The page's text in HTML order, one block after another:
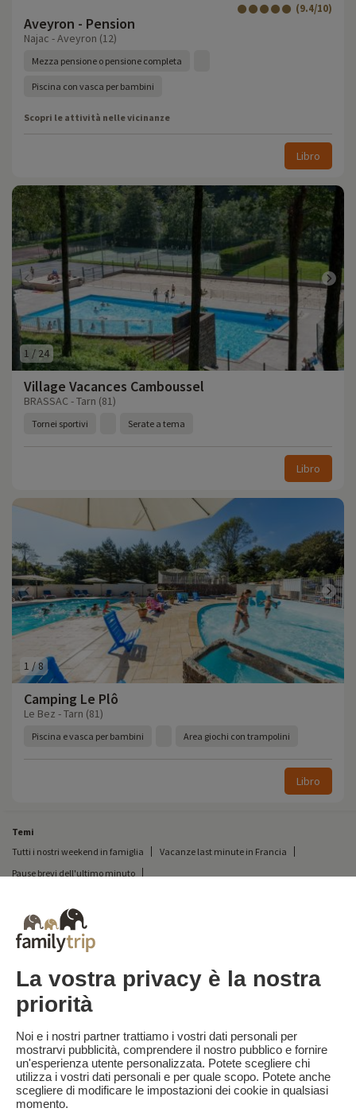
Aveyron - Pension
(9.4/10)
Najac - Aveyron (12)
Mezza pensione o pensione completa
Piscina con vasca per bambini
Scopri le attività nelle vicinanze
Libro
1 / 24
Village Vacances Camboussel
BRASSAC - Tarn (81)
Tornei sportivi Serate a tema
Libro
1 /8
Camping Le Plô
Le Bez - Tarn (81)
Piscina e vasca per bambini Area giochi con trampolini
Libro
Temi
Tutti i nostri weekend in famiglia
Vacanze last minute in Francia
Pause brevi dell'ultimo minuto
Vacanze in campeggio in Francia
Destinazioni
Vacanze sulla neve in Francia
Familytrip
Chi siamo?
Termini e condizioni generali e informativa sulla privacy
Cosa dice di noi la stampa
Partner FAQ Blog Mappa del sito
Pagamento sicuro Diretto da Sooyoos
La vostra privacy è la nostra
priorità
Noi e i nostri partner trattiamo i vostri dati personali per
mostrarvi pubblicità, comprendere il nostro pubblico e fornire
un'esperienza utente personalizzata. Potete scegliere chi
utilizza i vostri dati personali e per quale scopo. Potete anche
scegliere di modificare le impostazioni dei cookie in qualsiasi
momento.